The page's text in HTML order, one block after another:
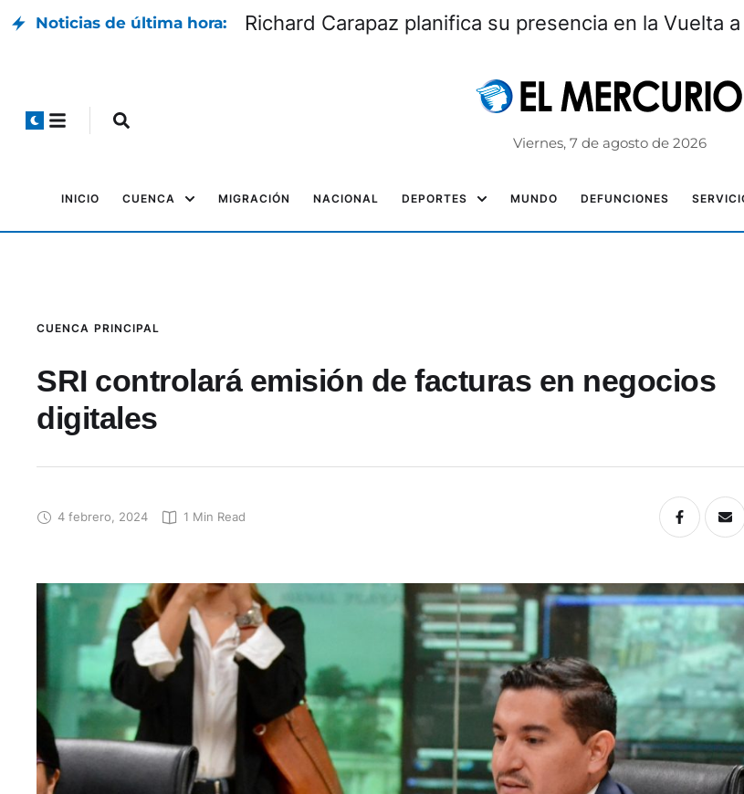
Noticias de última hora: Richard Carapaz planifica su presencia en la Vuelta a
Viernes, 7 de agosto de 2026
INICIO CUENCA MIGRACIÓN NACIONAL DEPORTES MUNDO DEFUNCIONES
CUENCA PRINCIPAL
SRI controlará emisión de facturas en negocios
digitales
4 febrero, 2024 1 Min Read